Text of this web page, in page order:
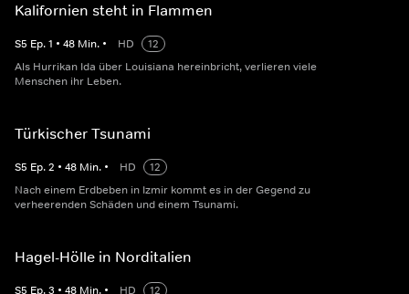
Kalifornien steht in Flammen
S5 Ep.1 • 48 Min. • HD
12
Als Hurrikan Ida über Louisiana hereinbricht, verlieren viele
Menschen ihr Leben.
Türkischer Tsunami
S5 Ep.2 • 48 Min. • HD
12
Nach einem Erdbeben in Izmir kommt es in der Gegend zu
verheerenden Schäden und einem Tsunami.
Hagel-Hölle in Norditalien
S5 Ep.3 • 48 Min. • HD
12